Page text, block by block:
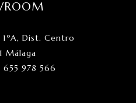
Dist. Centro
Málaga
978 566